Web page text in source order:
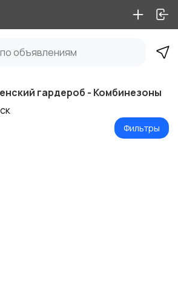
гардероб - Комбинезоны
Фильтры